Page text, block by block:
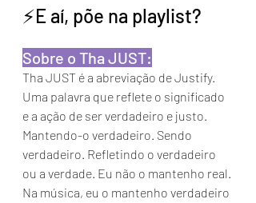
⚡️E aí, põe na playlist?
Sobre o Tha JUST:
Tha JUST é a abreviação de Justify.
Uma palavra que reflete o significado
e a ação de ser verdadeiro e justo.
Mantendo-o verdadeiro. Sendo
verdadeiro. Refletindo o verdadeiro
ou a verdade. Eu não o mantenho real.
Na música, eu o mantenho verdadeiro